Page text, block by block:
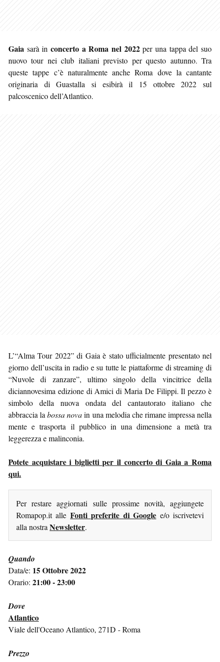
Gaia sarà in concerto a Roma nel 2022per una tappa del suo
nuovo tour nei club italiani previsto per questo autunno. Tra
queste tappe c’è naturalmente anche Roma dove la cantante
originaria di Guastalla si esibirà il 15 ottobre 2022 sul
palcoscenico dell’Atlantico.
L’“Alma Tour 2022” di Gaia è stato ufficialmente presentato nel
giorno dell’uscita in radio e su tutte le piattaforme di streaming di
“Nuvole di zanzare”, ultimo singolo della vincitrice della
diciannovesima edizione di Amici di Maria De Filippi. Il pezzo è
simbolo della nuova ondata del cantautorato italiano che
abbraccia labossa novain una melodia che rimane impressa nella
mente e trasporta il pubblico in una dimensione a metà tra
leggerezza e malinconia.
Potete acquistare i biglietti per il concerto di Gaia a Roma
qui.
Per restare aggiornati sulle prossime novità, aggiungete
Romapop.it alle Fonti preferite di Google e/o iscrivetevi
alla nostra Newsletter.
Quando
Data/e: 15 Ottobre 2022
Orario: 21:00 - 23:00
Dove
Atlantico
Viale dell'Oceano Atlantico, 271D - Roma
Prezzo